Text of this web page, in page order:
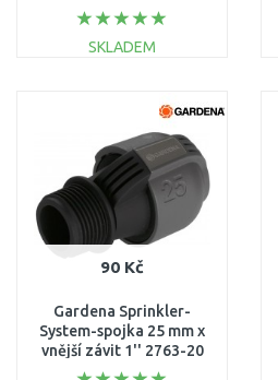
8223-20
SKLADEM
Porovnat
90 Kč
Gardena Sprinkler-
System-spojka 25 mm x
vnější závit 1'' 2763-20